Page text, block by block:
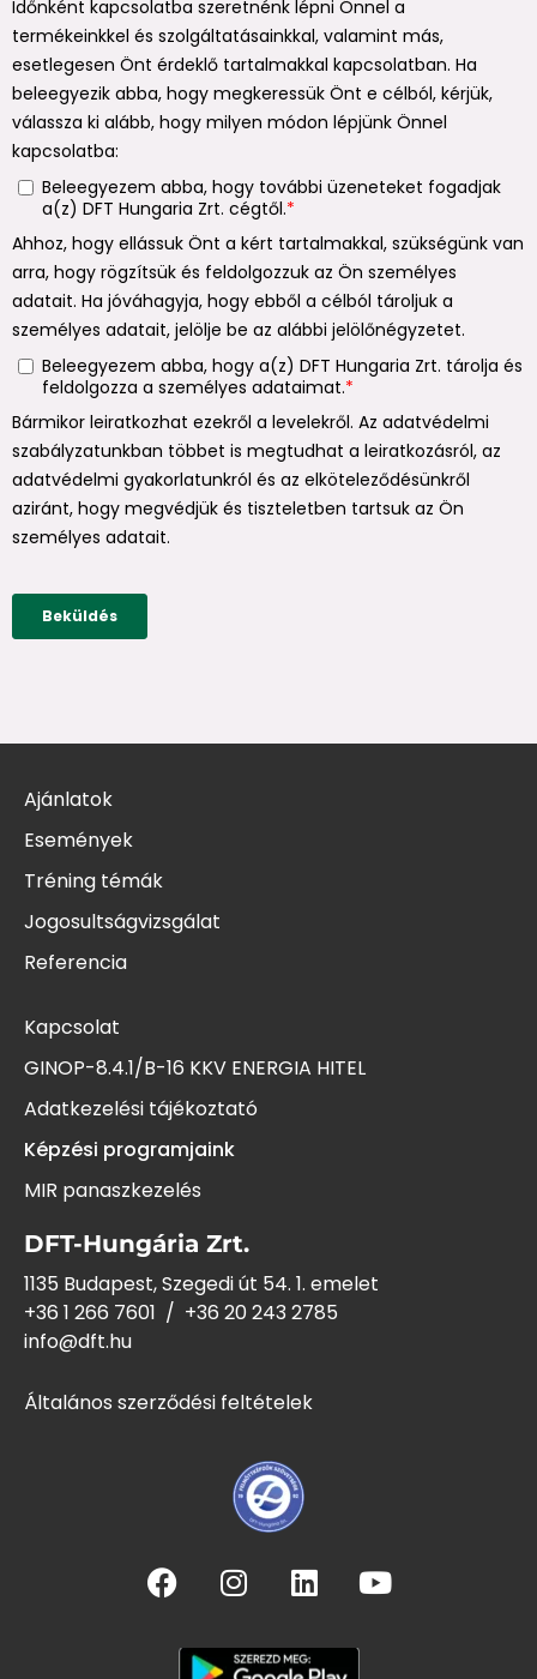
Ajánlatok
Események
Tréning témák
Jogosultságvizsgálat
Referencia
Kapcsolat
GINOP-8.4.1/B-16 KKV ENERGIA HITEL
Adatkezelési tájékoztató
Képzési programjaink
MIR panaszkezelés
DFT-Hungária Zrt.
1135 Budapest, Szegedi út 54. 1. emelet
+36 1 266 7601 / +36 20 243 2785
info@dft.hu
Általános szerződési feltételek